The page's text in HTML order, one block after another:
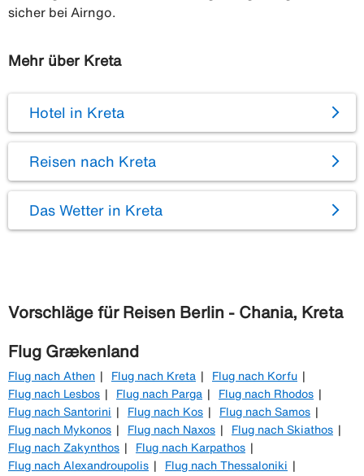
sicher bei Airngo.
Mehr über Kreta
Hotel in Kreta
Reisen nach Kreta
Das Wetter in Kreta
Vorschläge für Reisen Berlin - Chania, Kreta
Flug Grækenland
Flug nach Athen Flug nach Kreta
Flug nach Korfu
Flug nach Lesbos
Flug nach Parga
Flug nach Rhodos
Flug nach Santorini
Flug nach Kos
Flug nach Samos
Flug nach Mykonos
Flug nach Naxos
Flug nach Skiathos
Flug nach Zakynthos
Flug nach Karpathos
Flug nach Alexandroupolis
Flug nach Thessaloniki